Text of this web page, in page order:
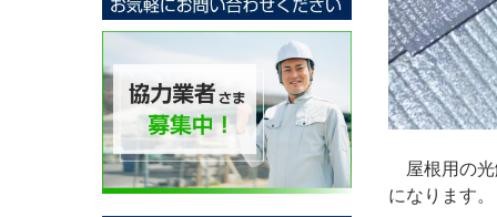
屋根用の光
になります。